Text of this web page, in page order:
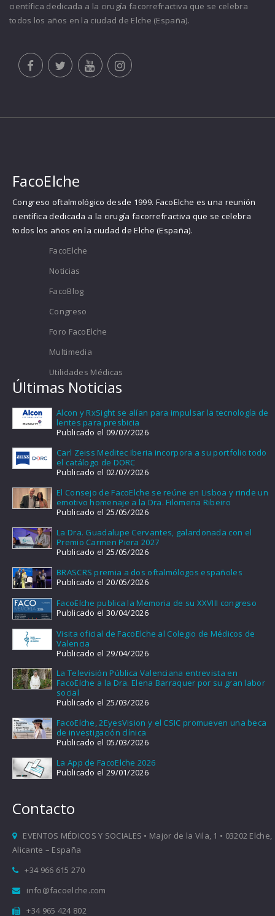
científica dedicada a la cirugía facorrefractiva que se celebra
todos los años en la ciudad de Elche (España).
FacoElche
Congreso oftalmológico desde 1999. FacoElche es una reunión
científica dedicada a la cirugía facorrefractiva que se celebra
todos los años en la ciudad de Elche (España).
FacoElche
Noticias
FacoBlog
Congreso
Foro FacoElche
Multimedia
Utilidades Médicas
Últimas Noticias
Alcon y RxSight se alían para impulsar la tecnología de
lentes para presbicia
Publicado el 09/07/2026
Carl Zeiss Meditec Iberia incorpora a su portfolio todo
el catálogo de DORC
Publicado el 02/07/2026
El Consejo de FacoElche se reúne en Lisboa y rinde un
emotivo homenaje a la Dra. Filomena Ribeiro
Publicado el 25/05/2026
La Dra. Guadalupe Cervantes, galardonada con el
Premio Carmen Piera 2027
Publicado el 25/05/2026
BRASCRS premia a dos oftalmólogos españoles
Publicado el 20/05/2026
FacoElche publica la Memoria de su XXVIII congreso
Publicado el 30/04/2026
Visita oficial de FacoElche al Colegio de Médicos de
Valencia
Publicado el 29/04/2026
La Televisión Pública Valenciana entrevista en
FacoElche a la Dra. Elena Barraquer por su gran labor
social
Publicado el 25/03/2026
FacoElche, 2EyesVision y el CSIC promueven una beca
de investigación clínica
Publicado el 05/03/2026
La App de FacoElche 2026
Publicado el 29/01/2026
Contacto
EVENTOS MÉDICOS Y SOCIALES • Major de la Vila, 1 • 03202 Elche,
Alicante – España
+34 966 615 270
info@facoelche.com
+34 965 424 802